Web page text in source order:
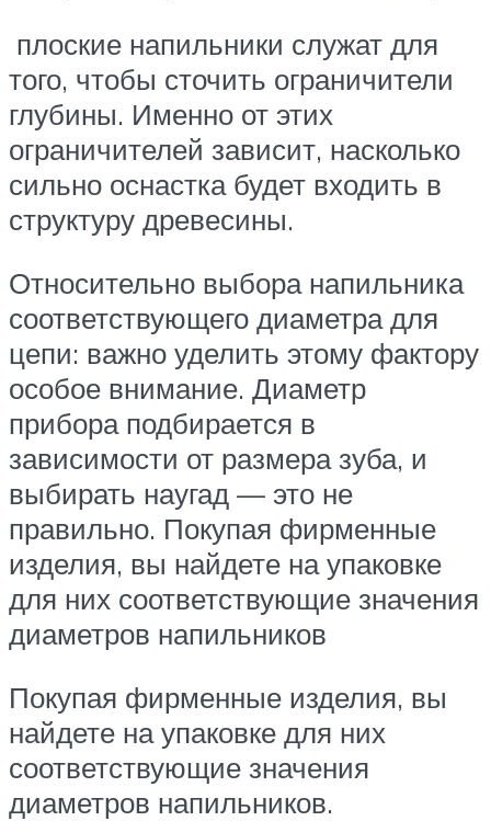
плоские напильники служат для
того, чтобы сточить ограничители
глубины. Именно от этих
ограничителей зависит, насколько
сильно оснастка будет входить в
структуру древесины.
Относительно выбора напильника
соответствующего диаметра для
цепи: важно уделить этому фактору
особое внимание. Диаметр
прибора подбирается в
зависимости от размера зуба, и
выбирать наугад — это не
правильно. Покупая фирменные
изделия, вы найдете на упаковке
для них соответствующие значения
диаметров напильников
Покупая фирменные изделия, вы
найдете на упаковке для них
соответствующие значения
диаметров напильников.